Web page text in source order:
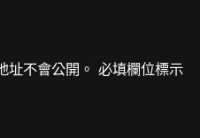
址不會公開。 必填欄位標示